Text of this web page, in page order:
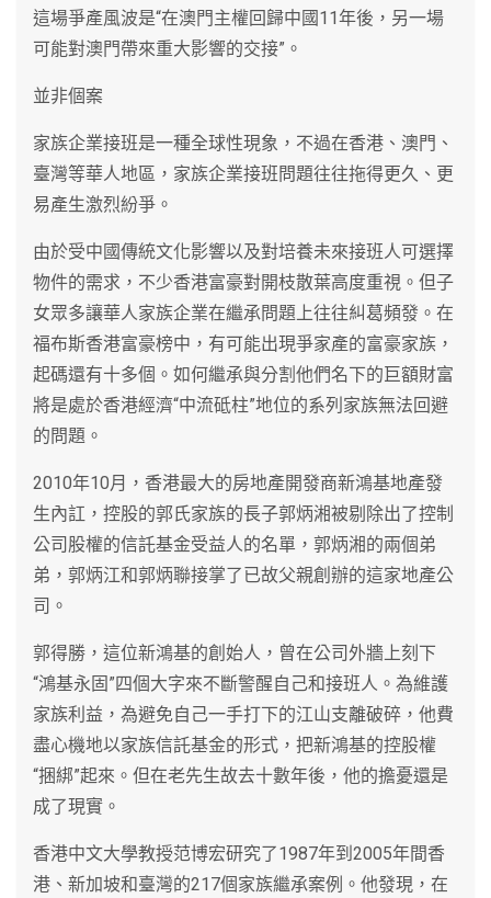
這場爭產風波是“在澳門主權回歸中國11年後，另一場
可能對澳門帶來重大影響的交接”。
並非個案
家族企業接班是一種全球性現象，不過在香港、澳門、
臺灣等華人地區，家族企業接班問題往往拖得更久、更
易產生激烈紛爭。
由於受中國傳統文化影響以及對培養未來接班人可選擇
物件的需求，不少香港富豪對開枝散葉高度重視。但子
女眾多讓華人家族企業在繼承問題上往往糾葛頻發。在
福布斯香港富豪榜中，有可能出現爭家產的富豪家族，
起碼還有十多個。如何繼承與分割他們名下的巨額財富
將是處於香港經濟“中流砥柱”地位的系列家族無法回避
的問題。
2010年10月，香港最大的房地產開發商新鴻基地產發
生內訌，控股的郭氏家族的長子郭炳湘被剔除出了控制
公司股權的信託基金受益人的名單，郭炳湘的兩個弟
弟，郭炳江和郭炳聯接掌了已故父親創辦的這家地產公
司。
郭得勝，這位新鴻基的創始人，曾在公司外牆上刻下
“鴻基永固”四個大字來不斷警醒自己和接班人。為維護
家族利益，為避免自己一手打下的江山支離破碎，他費
盡心機地以家族信託基金的形式，把新鴻基的控股權
“捆綁”起來。但在老先生故去十數年後，他的擔憂還是
成了現實。
香港中文大學教授范博宏研究了1987年到2005年間香
港、新加坡和臺灣的217個家族繼承案例。他發現，在